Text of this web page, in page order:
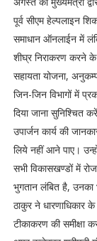
पूर्व सीएम हेल्पलाइन
समाधान ऑनलाईन में
शीघ्र निराकरण करने
सहायता योजना,
जिन-जिन विभागों में
दिया जाना सुनिश्चित
उपार्जन कार्य की
लिये नहीं आने पाए।
सभी विकासखण्डों में
भुगतान लंबित है, उनका
ठाकुर ने धारणाधिकार
टीकाकरण की समीक्षा